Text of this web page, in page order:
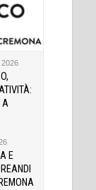
2026
A
E